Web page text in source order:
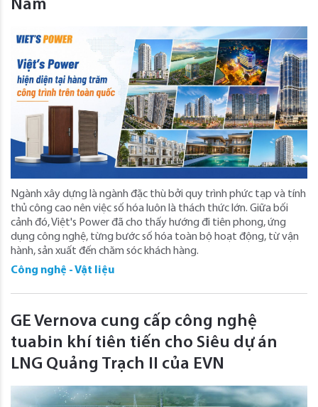
Nam
Ngành xây dựng là ngành đặc thù bởi quy trình phức tạp và tính
thủ công cao nên việc số hóa luôn là thách thức lớn. Giữa bối
cảnh đó, Việt's Power đã cho thấy hướng đi tiên phong, ứng
dụng công nghệ, từng bước số hóa toàn bộ hoạt động, từ vận
hành, sản xuất đến chăm sóc khách hàng.
Công nghệ - Vật liệu
GE Vernova cung cấp công nghệ
tuabin khí tiên tiến cho Siêu dự án
LNG Quảng Trạch II của EVN